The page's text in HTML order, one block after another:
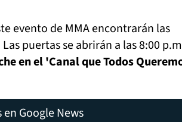
evento de MMA encontrarán las
Las puertas se abrirán a las 8:00
en el 'Canal que Todos
en Google News